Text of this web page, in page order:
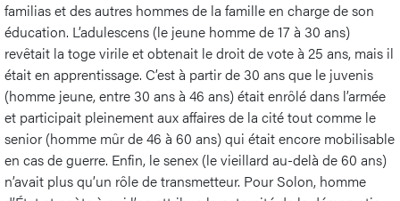
familias et des autres hommes de la famille en charge de son
éducation. L’adulescens (le jeune homme de 17 à 30 ans)
revêtait la toge virile et obtenait le droit de vote à 25 ans, mais il
était en apprentissage. C’est à partir de 30 ans que le juvenis
(homme jeune, entre 30 ans à 46 ans) était enrôlé dans l’armée
et participait pleinement aux affaires de la cité tout comme le
senior (homme mûr de 46 à 60 ans) qui était encore mobilisable
en cas de guerre. Enfin, le senex (le vieillard au-delà de 60 ans)
n’avait plus qu’un rôle de transmetteur. Pour Solon, homme